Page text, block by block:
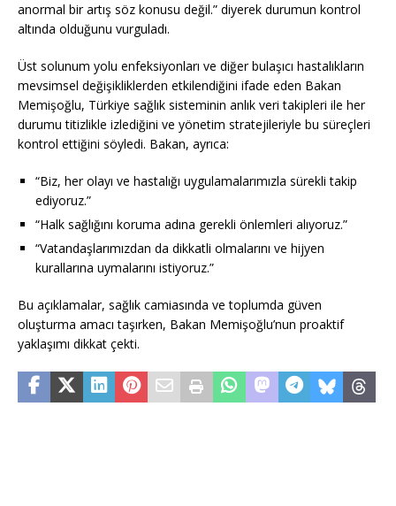
anormal bir artış söz konusu değil.” diyerek durumun kontrol
altında olduğunu vurguladı.
Üst solunum yolu enfeksiyonları ve diğer bulaşıcı hastalıkların
mevsimsel değişikliklerden etkilendiğini ifade eden Bakan
Memişoğlu, Türkiye sağlık sisteminin anlık veri takipleri ile her
durumu titizlikle izlediğini ve yönetim stratejileriyle bu süreçleri
kontrol ettiğini söyledi. Bakan, ayrıca:
“Biz, her olayı ve hastalığı uygulamalarımızla sürekli takip
ediyoruz.”
“Halk sağlığını koruma adına gerekli önlemleri alıyoruz.”
“Vatandaşlarımızdan da dikkatli olmalarını ve hijyen
kurallarına uymalarını istiyoruz.”
Bu açıklamalar, sağlık camiasında ve toplumda güven
oluşturma amacı taşırken, Bakan Memişoğlu’nun proaktif
yaklaşımı dikkat çekti.